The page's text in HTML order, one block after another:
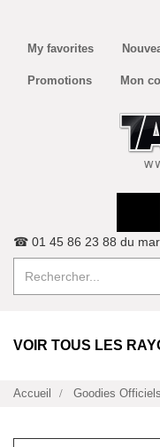
My favorites
Promotions Mon
☎ 01 45 86 23 88 du
VOIR TOUS LES
Accueil Goodies Officiels